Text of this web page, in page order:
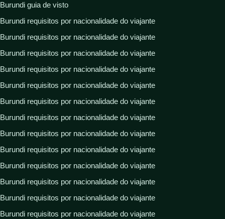
Burundi guia de visto
Burundi requisitos por nacionalidade do viajante
Burundi requisitos por nacionalidade do viajante
Burundi requisitos por nacionalidade do viajante
Burundi requisitos por nacionalidade do viajante
Burundi requisitos por nacionalidade do viajante
Burundi requisitos por nacionalidade do viajante
Burundi requisitos por nacionalidade do viajante
Burundi requisitos por nacionalidade do viajante
Burundi requisitos por nacionalidade do viajante
Burundi requisitos por nacionalidade do viajante
Burundi requisitos por nacionalidade do viajante
Burundi requisitos por nacionalidade do viajante
Burundi requisitos por nacionalidade do viajante